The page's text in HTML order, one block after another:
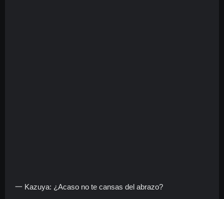
一 Kazuya: ¿Acaso no te cansas del abrazo?